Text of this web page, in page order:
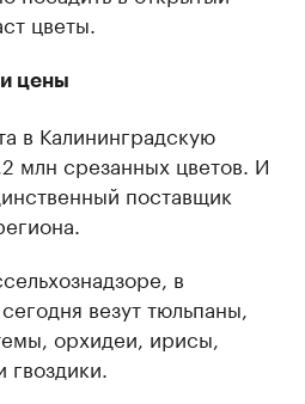
цветы.
и цены
в Калининградскую
млн срезанных цветов. И
поставщик
в
везут тюльпаны,
орхидеи, ирисы,